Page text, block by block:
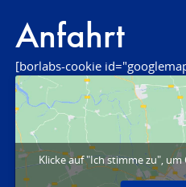
Anfahrt
[borlabs-cookie
Klicke auf "Ich stimme zu",